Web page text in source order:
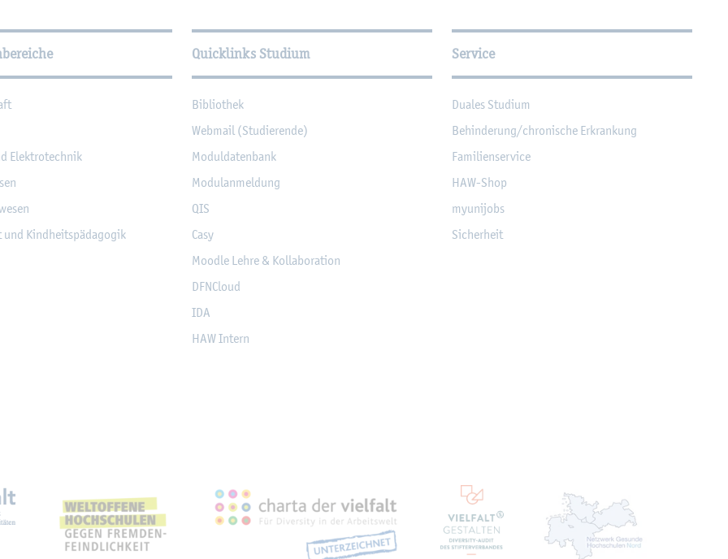
Elek­tro­tech­nik
und Kind­heits­päd­ago­gik
Quicklinks Studium
Bi­blio­thek
Web­mail (Stu­die­ren­de)
Mo­dul­da­ten­bank
Mo­du­l­an­mel­dung
QIS
Casy
Mood­le Lehre & Kol­la­bo­ra­ti­on
DF­NCloud
IDA
HAW In­tern
Service
Dua­les Stu­di­um
Be­hin­de­rung/chro­ni­sche Er­kran­kung
Fa­mi­li­en­ser­vice
HAW-Shop
myu­ni­jobs
Si­cher­heit
Part­ner­schaf­ten